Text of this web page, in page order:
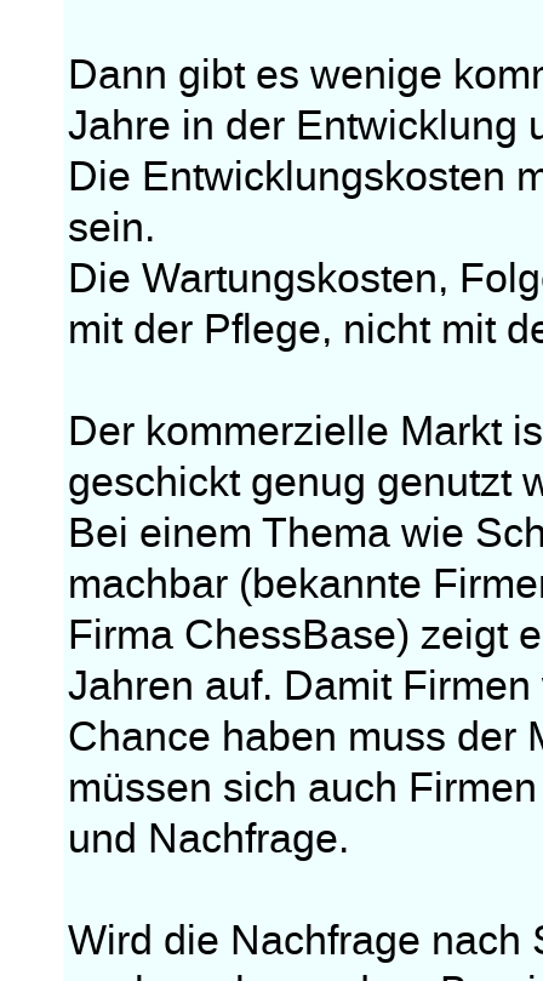
Dann gibt es wenige
Jahre in der Entwicklung
Die Entwicklungskosten
sein.
Die Wartungskosten,
mit der Pflege, nicht mit
Der kommerzielle Markt
geschickt genug genutzt
Bei einem Thema wie
machbar (bekannte
Firma ChessBase) zeigt
Jahren auf. Damit
Chance haben muss der
müssen sich auch
und Nachfrage.
Wird die Nachfrage nach